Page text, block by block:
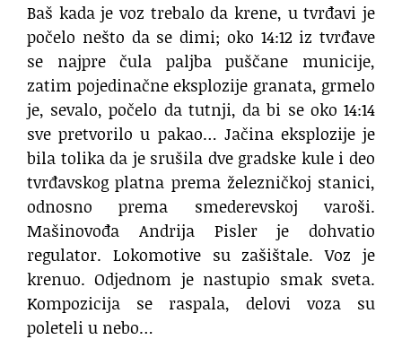
Baš kada je voz trebalo da krene, u tvrđavi je
počelo nešto da se dimi; oko 14:12 iz tvrđave
se najpre čula paljba puščane municije,
zatim pojedinačne eksplozije granata, grmelo
je, sevalo, počelo da tutnji, da bi se oko 14:14
sve pretvorilo u pakao… Jačina eksplozije je
bila tolika da je srušila dve gradske kule i deo
tvrđavskog platna prema železničkoj stanici,
odnosno prema smederevskoj varoši.
Mašinovođa Andrija Pisler je dohvatio
regulator. Lokomotive su zašištale. Voz je
krenuo. Odjednom je nastupio smak sveta.
Kompozicija se raspala, delovi voza su
poleteli u nebo…